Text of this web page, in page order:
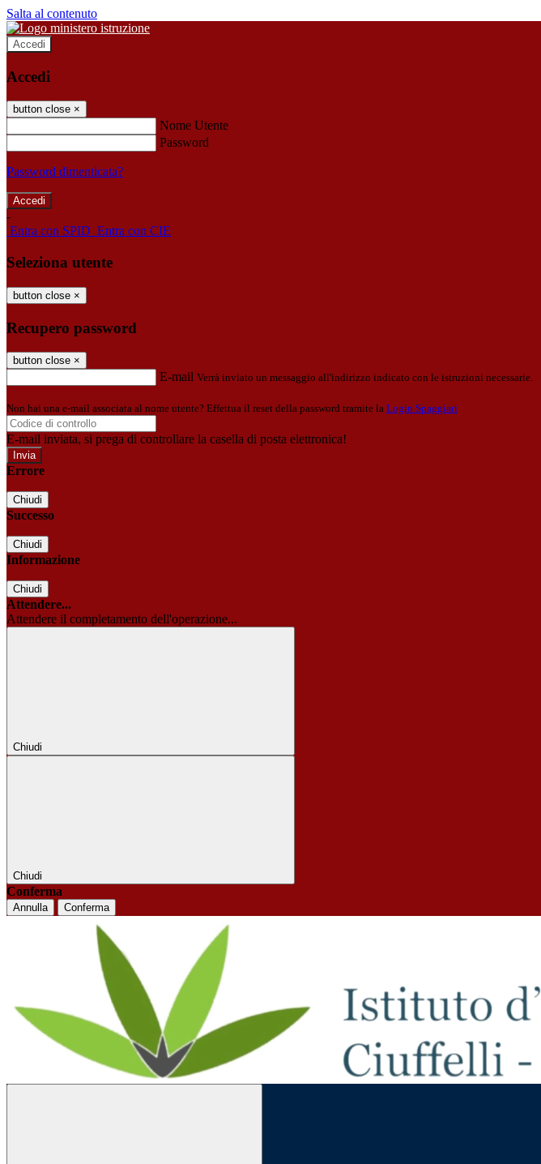
Salta al contenuto
Accedi
Accedi
button close ×
Nome Utente
Password
Password dimenticata?
-
Entra con SPID Entra con CIE
Seleziona utente
button close ×
Recupero password
button close ×
E-mail Verrà inviato un messaggio all'indirizzo indicato con le istruzioni necessarie.
Non hai una e-mail associata al nome utente? Effettua il reset della password tramite la Login Spaggiari
E-mail inviata, si prega di controllare la casella di posta elettronica!
Errore
Chiudi
Successo
Chiudi
Informazione
Chiudi
Attendere...
Attendere il completamento dell'operazione...
Chiudi
Chiudi
Conferma
Annulla Conferma